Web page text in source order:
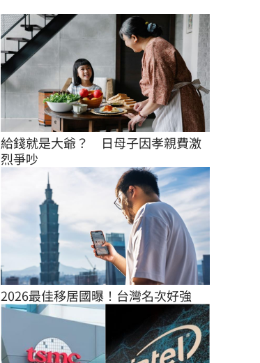
給錢就是大爺？　日母子因孝親費激
烈爭吵
2026最佳移居國曝！台灣名次好強